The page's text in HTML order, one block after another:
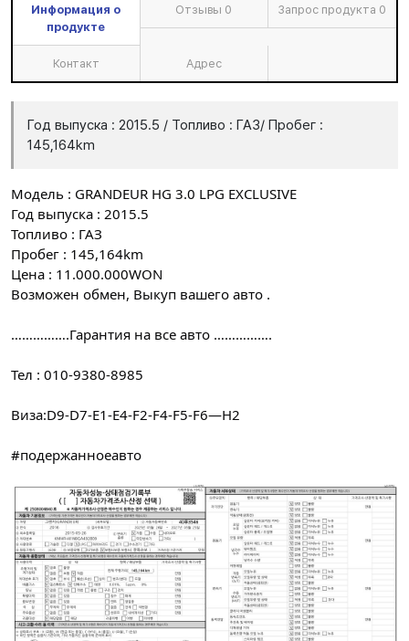
Информация о
продукте
Отзывы 0 Запрос продукта 0
Контакт Адрес
Год выпуска : 2015.5 / Топливо : ГАЗ/ Пробег :
145,164km
Модель : GRANDEUR HG 3.0 LPG EXCLUSIVE
Год выпуска : 2015.5
Топливо : ГАЗ
Пробег : 145,164km
Цена : 11.000.000WON
Возможен обмен, Выкуп вашего авто .
…………….Гарантия на все авто …………….
Тел : 010-9380-8985
Виза:D9-D7-E1-E4-F2-F4-F5-F6—H2
#подержанноеавто